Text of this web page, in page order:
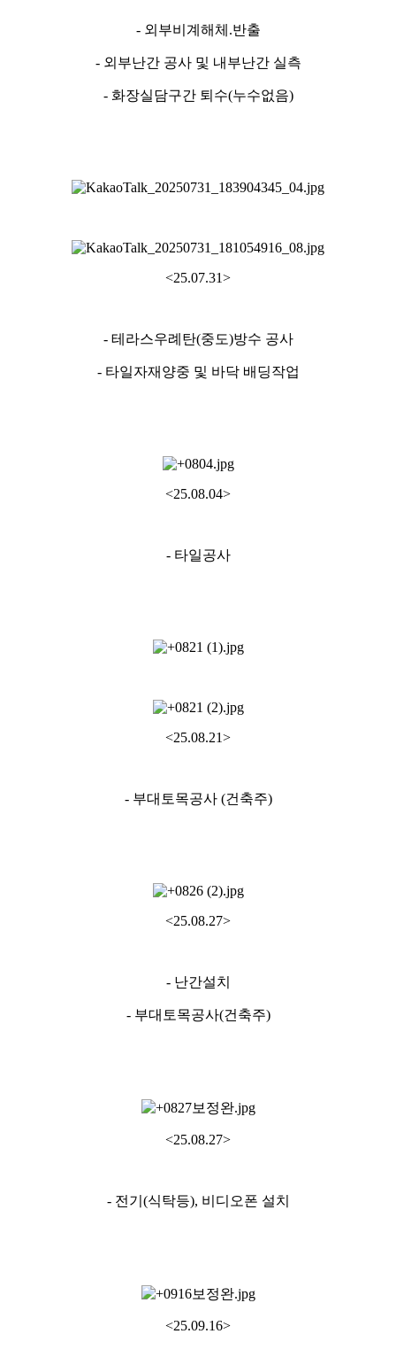
- 외부비계해체.반출
- 외부난간 공사 및 내부난간 실측
- 화장실담구간 퇴수(누수없음)
<25.07.31>
- 테라스우례탄(중도)방수 공사
- 타일자재양중 및 바닥 배딩작업
<25.08.04>
- 타일공사
<25.08.21>
- 부대토목공사 (건축주)
<25.08.27>
- 난간설치
- 부대토목공사(건축주)
<25.08.27>
- 전기(식탁등), 비디오폰 설치
<25.09.16>